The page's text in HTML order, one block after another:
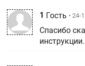
1 Гость • 24-
Спасибо